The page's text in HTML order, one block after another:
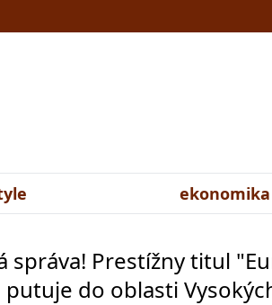
ekonomika
správa! Prestížny titul
do oblasti